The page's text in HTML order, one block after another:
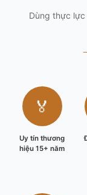
Dùng thực
🏅
Uy tín thương
hiệu 15+ năm